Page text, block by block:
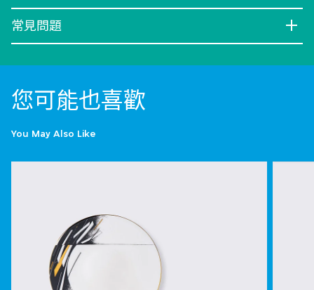
常見問題
您可能也喜歡
You May Also Like